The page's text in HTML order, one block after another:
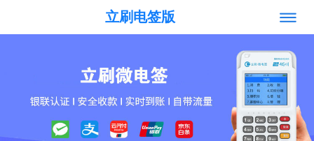
立刷电签版